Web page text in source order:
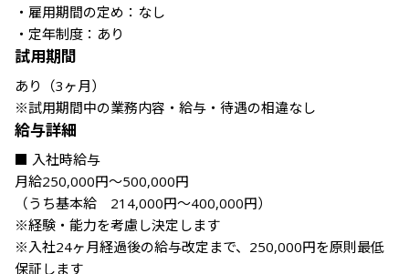
・雇用期間の定め：なし
・定年制度：あり
試用期間
あり（3ヶ月）
※試用期間中の業務内容・給与・待遇の相違なし
給与詳細
■ 入社時給与
月給250,000円～500,000円
（うち基本給　214,000円～400,000円）
※経験・能力を考慮し決定します
※入社24ヶ月経過後の給与改定まで、250,000円を原則最低
保証します